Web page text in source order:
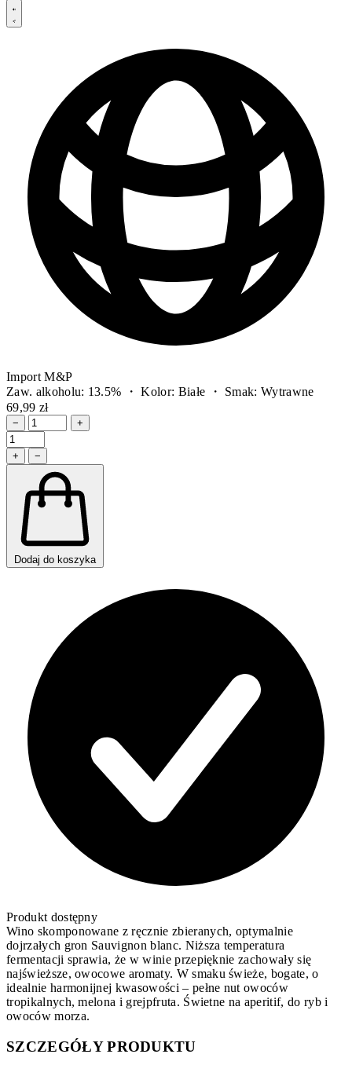
Import M&P
Zaw. alkoholu: 13.5% ・ Kolor: Białe ・ Smak: Wytrawne
69,99 zł
− +
+ −
Dodaj do koszyka
Produkt dostępny
Wino skomponowane z ręcznie zbieranych, optymalnie
dojrzałych gron Sauvignon blanc. Niższa temperatura
fermentacji sprawia, że w winie przepięknie zachowały się
najświeższe, owocowe aromaty. W smaku świeże, bogate, o
idealnie harmonijnej kwasowości – pełne nut owoców
tropikalnych, melona i grejpfruta. Świetne na aperitif, do ryb i
owoców morza.
SZCZEGÓŁY PRODUKTU